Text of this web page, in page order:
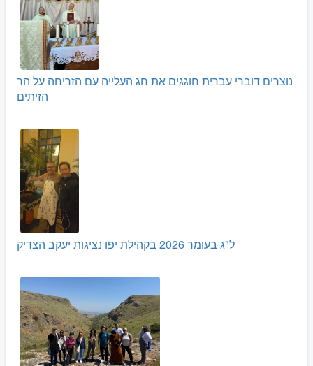
נוצרים דוברי עברית חוגגים את חג העלייה עם הזריחה על הר
הזיתים
ל"ג בעומר 2026 בקהילת יפו נציגות יעקב הצדיק